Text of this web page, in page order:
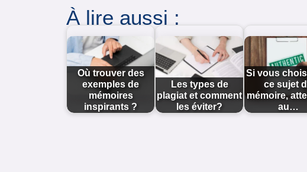
À lire aussi :
Où trouver des
exemples de
mémoires
inspirants ?
Les types de
plagiat et comment
les éviter?
Si vous
ce sujet
mémoire,
au…